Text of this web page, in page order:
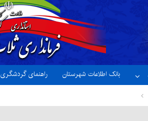
بانک اطلاعات شهرستان راهنمای گردشگری